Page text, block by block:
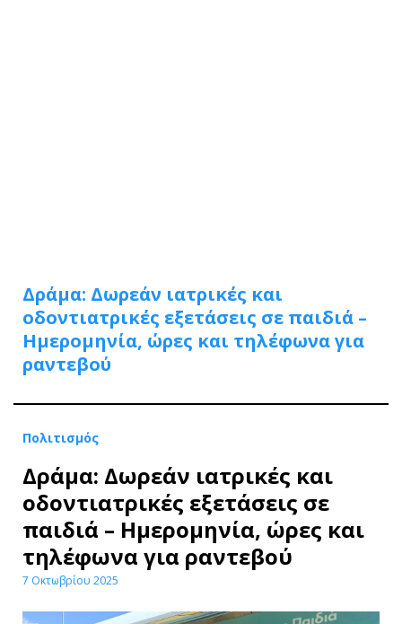
Δράμα: Δωρεάν ιατρικές και
οδοντιατρικές εξετάσεις σε παιδιά –
Ημερομηνία, ώρες και τηλέφωνα για
ραντεβού
Πολιτισμός
Δράμα: Δωρεάν ιατρικές και
οδοντιατρικές εξετάσεις σε
παιδιά – Ημερομηνία, ώρες και
τηλέφωνα για ραντεβού
7 Οκτωβρίου 2025